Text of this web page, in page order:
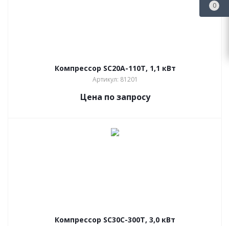
Компрессор SC20A-110T, 1,1 кВт
Артикул: 81201
Цена по запросу
Компрессор SC30C-300T, 3,0 кВт
0